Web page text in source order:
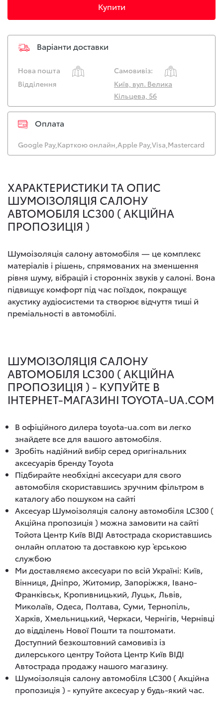
Купити
Варіанти доставки
Нова пошта
Самовивіз:
Відділення
Київ, вул. Велика
Кільцева, 56
Оплата
Google Pay,Карткою онлайн,Apple Pay,Visa,Mastercard
ХАРАКТЕРИСТИКИ ТА ОПИС
ШУМОІЗОЛЯЦІЯ САЛОНУ
АВТОМОБІЛЯ LC300 ( АКЦІЙНА
ПРОПОЗИЦІЯ )
Шумоізоляція салону автомобіля — це комплекс
матеріалів і рішень, спрямованих на зменшення
рівня шуму, вібрацій і сторонніх звуків у салоні. Вона
підвищує комфорт під час поїздок, покращує
акустику аудіосистеми та створює відчуття тиші й
преміальності в автомобілі.
ШУМОІЗОЛЯЦІЯ САЛОНУ
АВТОМОБІЛЯ LC300 ( АКЦІЙНА
ПРОПОЗИЦІЯ ) - КУПУЙТЕ В
ІНТЕРНЕТ-МАГАЗИНІ TOYOTA-UA.COM
В офіційного дилера toyota-ua.com ви легко
знайдете все для вашого автомобіля.
Зробіть надійний вибір серед оригінальних
аксесуарів бренду Toyota
Підбирайте необхідні аксесуари для свого
автомобіля скориставшись зручним фільтром в
каталогу або пошуком на сайті
Аксесуар Шумоізоляція салону автомобіля LC300 (
Акційна пропозиція ) можна замовити на сайті
Тойота Центр Київ ВІДІ Автострада скориставшись
онлайн оплатою та доставкою кур`єрською
службою
Ми доставляємо аксесуари по всій Україні: Київ,
Вінниця, Дніпро, Житомир, Запоріжжя, Івано-
Франківськ, Кропивницький, Луцьк, Львів,
Миколаїв, Одеса, Полтава, Суми, Тернопіль,
Харків, Хмельницький, Черкаси, Чернігів, Чернівці
до відділень Нової Пошти та поштомати.
Доступний безкоштовний самовивіз із
дилерського центру Тойота Центр Київ ВІДІ
Автострада продажу нашого магазину.
Шумоізоляція салону автомобіля LC300 ( Акційна
пропозиція ) - купуйте аксесуар у будь-який час.